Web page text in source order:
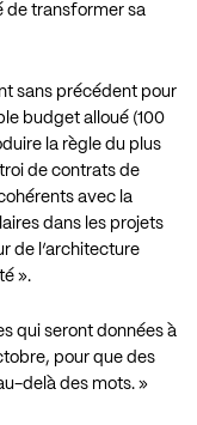
de transformer sa
sans précédent pour
budget alloué (100
la règle du plus
de contrats de
avec la
dans les projets
de l’architecture
».
qui seront données à
pour que des
delà des mots. »